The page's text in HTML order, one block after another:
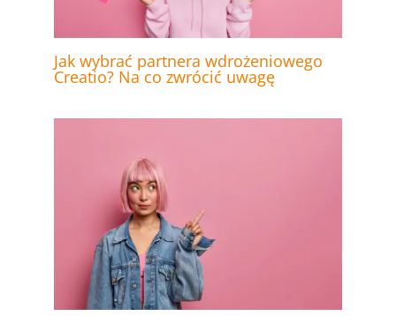
Jak wybrać partnera wdrożeniowego
Creatio? Na co zwrócić uwagę